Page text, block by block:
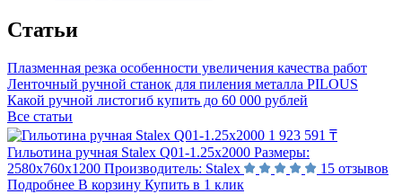
Статьи
Плазменная резка особенности увеличения качества работ
Ленточный ручной станок для пиления металла PILOUS
Какой ручной листогиб купить до 60 000 рублей
Все статьи
1 923 591 ₸
Гильотина ручная Stalex Q01-1.25x2000 Размеры:
2580х760х1200 Производитель: Stalex
15 отзывов
Подробнее В корзину Купить в 1 клик